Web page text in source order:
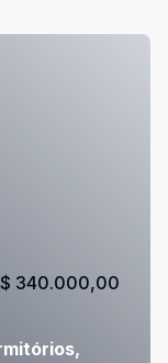
340.000,00